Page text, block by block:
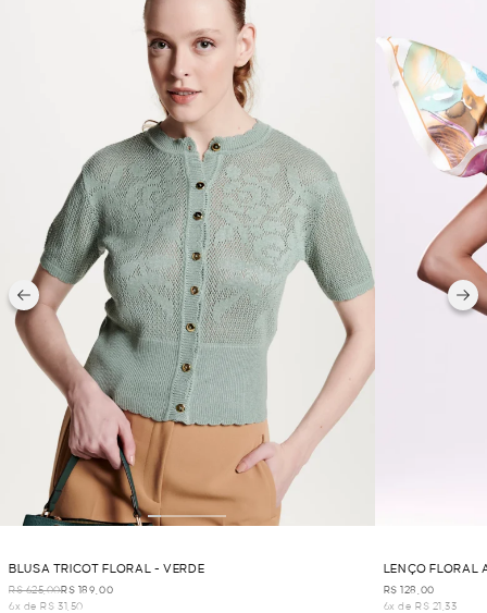
BLUSA TRICOT FLORAL - VERDE
R$ 625,00R$ 189,00
6x de R$ 31,50
LENÇO FLORAL
R$ 128,00
6x de R$ 21,33